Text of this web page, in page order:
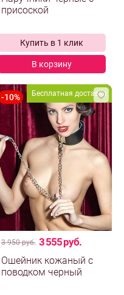
Купить в 1 клик
В корзину
Бесплатная доставка
3 555 руб.
3 950 руб.